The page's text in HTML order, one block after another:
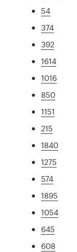
54
374
392
1614
1016
850
1151
215
1840
1275
574
1895
1054
645
608